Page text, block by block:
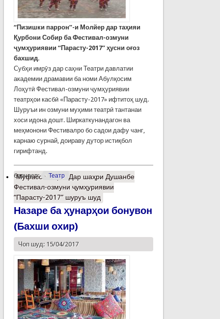
“Пизишки паррон”-и Молйер дар таҳияи
Қурбони Собир ба Фестивал-озмуни
ҷумҳуриявии “Парасту-2017” ҳусни оғоз
бахшид.
Субҳи имрӯз дар саҳни Театри давлатии
академии драмавии ба номи Абулқосим
Лоҳутӣ Фестивал-озмуни ҷумҳуриявии
театрҳои касбӣ «Парасту-2017» ифтитоҳ шуд.
Шуруъи ин озмуни муҳими театрӣ тантанаи
хоси идона дошт. Ширкаткунандагон ва
меҳмонони Фестивалро бо садои дафу чанг,
карнаю сурнай, доираву дутор истиқбол
гирифтанд.
барчасп: Театр
Муфассалтаро Дар шаҳри Душанбе
Фестивал-озмуни ҷумҳуриявии
“Парасту-2017” шуруъ шуд
Назаре ба ҳунарҳои бонувон
(Бахши охир)
Чоп шуд: 15/04/2017